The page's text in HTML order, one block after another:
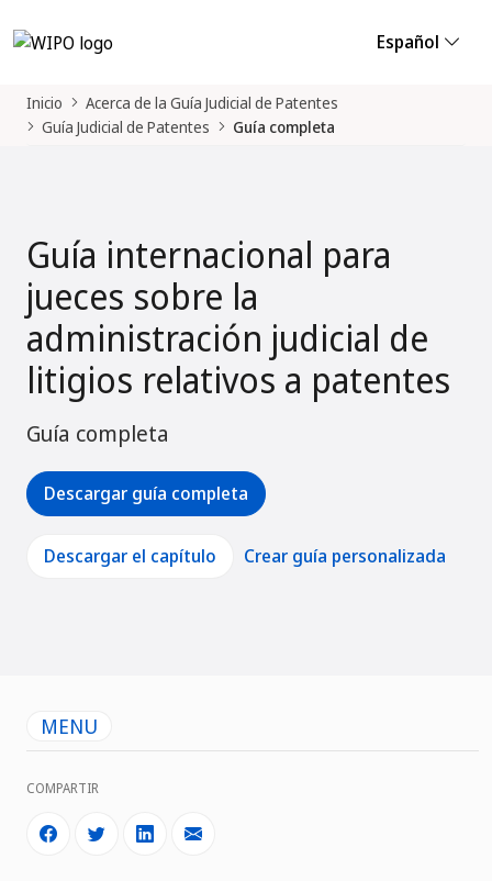
Español
Inicio
Acerca de la Guía Judicial de Patentes
Guía Judicial de Patentes
Guía completa
Guía internacional para
jueces sobre la
administración judicial de
litigios relativos a patentes
Guía completa
Descargar guía completa
Descargar el capítulo Crear guía personalizada
MENU
COMPARTIR